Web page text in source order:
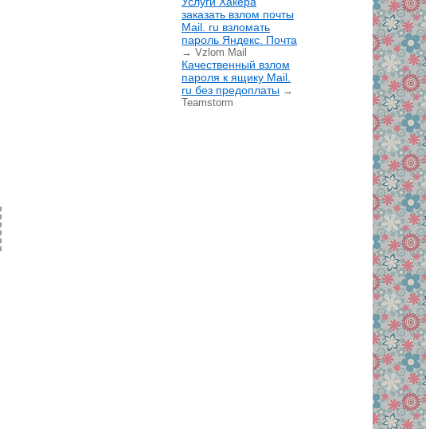
заказать взлом почты
Mail. ru взломать
пароль Яндекс. Почта
→ Vzlom Mail
Качественный взлом
пароля к ящику Mail.
ru без предоплаты →
Teamstorm